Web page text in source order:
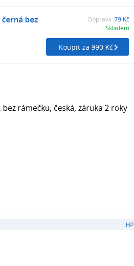
černá bez
Doprava: 79 Kč
Skladem
Koupit za 990 Kč
rámečku, česká, záruka 2 roky
HP